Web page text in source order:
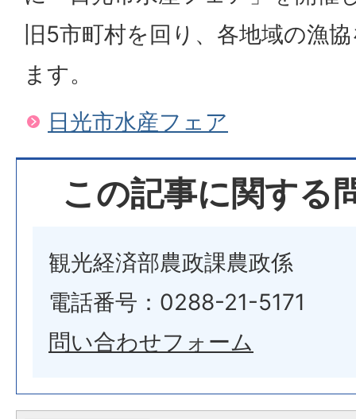
旧5市町村を回り、各地域の漁
ます。
日光市水産フェア
この記事に関する
観光経済部農政課農政係
電話番号：0288-21-5171
問い合わせフォーム